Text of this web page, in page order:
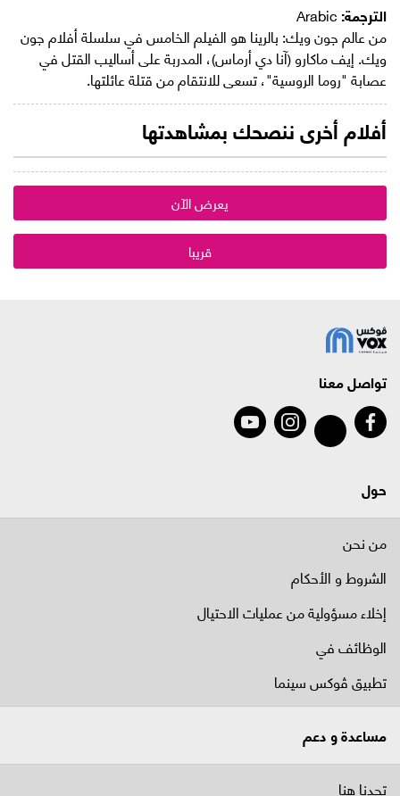
الترجمة:
من عالم جون ويك: بالرينا هو الفيلم الخامس في سلسلة أفلام جون
ويك. إيف ماكارو (آنا دي أرماس)، المدربة على أساليب القتل في
عصابة "روما الروسية"، تسعى للانتقام من قتلة عائلتها.
أفلام أخرى ننصحك بمشاهدتها
يعرض الآن
قريبا
تواصل معنا
حول
من نحن
الشروط و الأحكام
إخلاء مسؤولية من عمليات الاحتيال
الوظائف في
تطبيق ڤوكس سينما
مساعدة و دعم
تجدنا هنا